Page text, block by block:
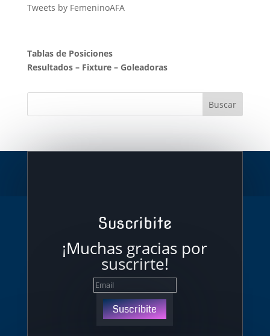
Tweets by FemeninoAFA
Tablas de Posiciones
Resultados– Fixture– Goleadoras
Suscribite
¡Muchas gracias por
suscrirte!
Suscribite